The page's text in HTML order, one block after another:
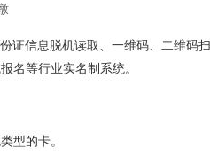
证信息脱机读取、一维码、二维码
名等行业实名制系统。
型的卡。